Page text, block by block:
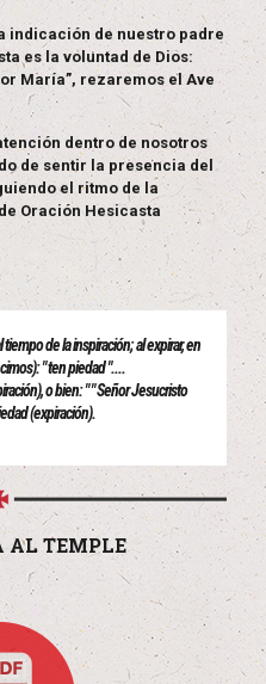
indicación de nuestro padre
es la voluntad de Dios:
María”, rezaremos el Ave
dentro de nosotros
de sentir la presencia del
el ritmo de la
Oración Hesicasta
de la inspiración; al expirar, en
" ten piedad "....
o bien: " " Señor Jesucristo
(expiración).
AL TEMPLE